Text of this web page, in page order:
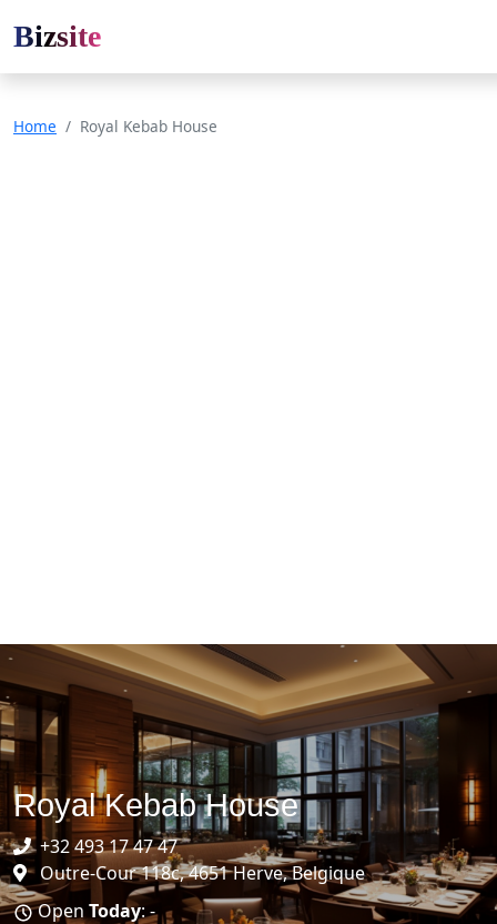
Bizsite
Home Royal Kebab House
Royal Kebab House
+32 493 17 47 47
Outre-Cour 118c, 4651 Herve, Belgique
Open Today: -